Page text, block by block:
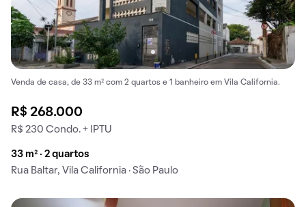
Venda de casa, de 33 m² com 2 quartos e 1 banheiro em Vila California.
R$ 268.000
R$ 230 Condo. + IPTU
33 m² · 2 quartos
Rua Baltar, Vila California · São Paulo